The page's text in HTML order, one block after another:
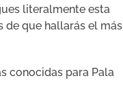
literalmente esta
de que hallarás el más
conocidas para Pala